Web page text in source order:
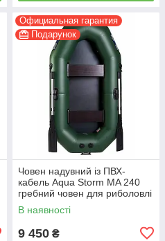
Официальная гарантия
Подарунок
Човен надувний із ПВХ-
кабель Aqua Storm MA 240
гребний човен для риболовлі
2-місний
В наявності
9 450 ₴